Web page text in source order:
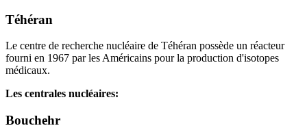
Téhéran
Le centre de recherche nucléaire de Téhéran possède un réacteur
fourni en 1967 par les Américains pour la production d'isotopes
médicaux.
Les centrales nucléaires:
Bouchehr